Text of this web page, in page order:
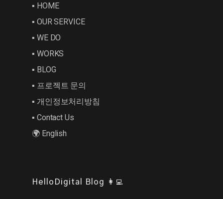
▪︎ HOME
▪︎ OUR SERVICE
▪︎ WE DO
▪︎ WORKS
▪︎ BLOG
▪︎ 프로젝트 문의
▪︎ 개인정보처리방침
▪︎ Contact Us
🌍 English
HelloDigital Blog 👩‍💻